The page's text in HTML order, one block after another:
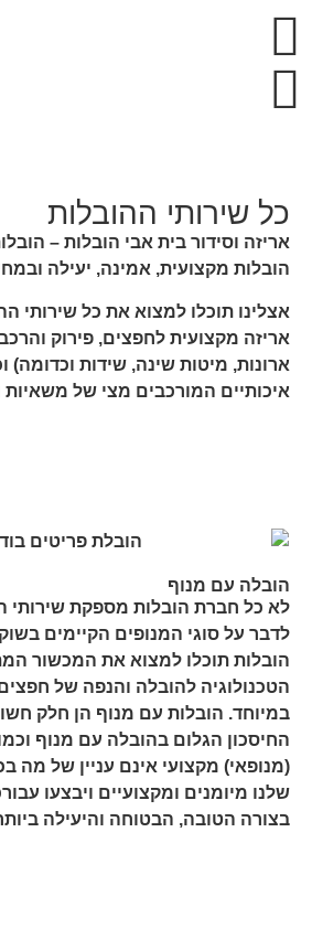
כל שירותי ההובלות
אריזה וסידור בית אבי הובלות –
הובלות מקצועית, אמינה, יעילה
אצלינו תוכלו למצוא את כל שירותי
אריזה מקצועית לחפצים, פירוק
ארונות, מיטות שינה, שידות וכדומה)
איכותיים המורכבים מצי של משאיות
הובלה עם מנוף
לא כל חברת הובלות מספקת שירותי
לדבר על סוגי המנופים הקיימים בשוק
הובלות תוכלו למצוא את המכשור
הטכנולוגיה להובלה והנפה של חפצים
במיוחד. הובלות עם מנוף הן חלק
החיסכון הגלום בהובלה עם מנוף
(מנופאי) מקצועי אינם עניין של מה
שלנו מיומנים ומקצועיים ויבצעו
בצורה הטובה, הבטוחה והיעילה ביותר.